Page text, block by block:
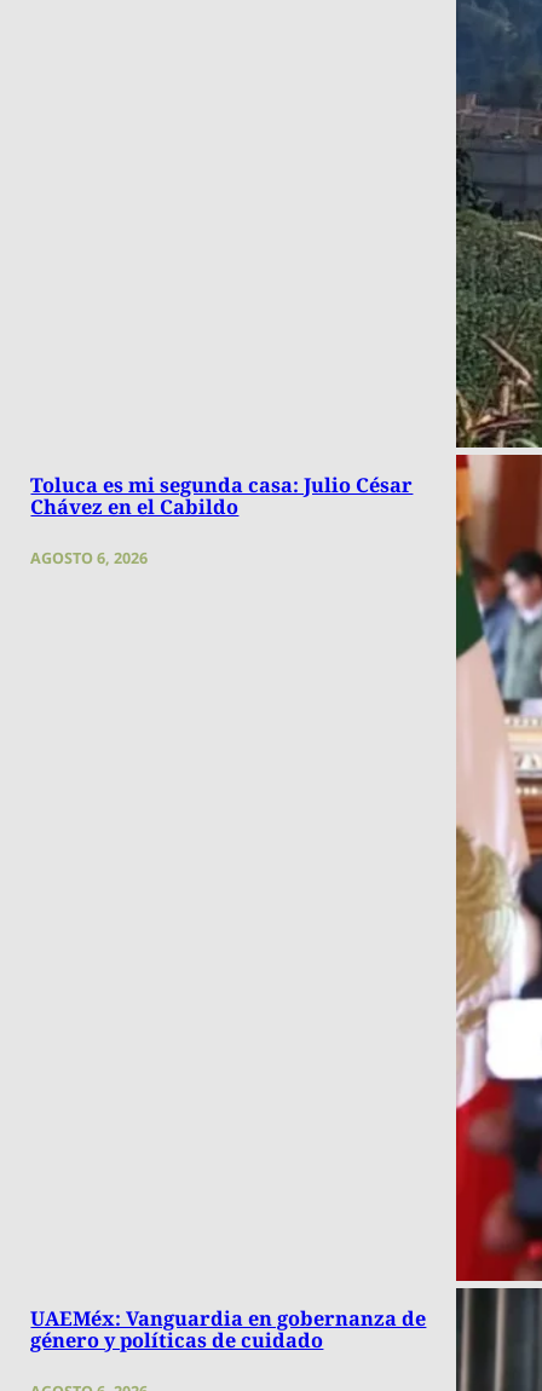
Toluca es mi segunda casa: Julio César
Chávez en el Cabildo
AGOSTO 6, 2026
UAEMéx: Vanguardia en gobernanza de
género y políticas de cuidado